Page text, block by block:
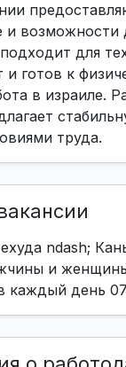
и возможности
для
и готов к
в израиле.
труда.
ndash;
и
каждый день